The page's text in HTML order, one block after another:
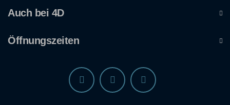
Auch bei 4D
Öffnungszeiten